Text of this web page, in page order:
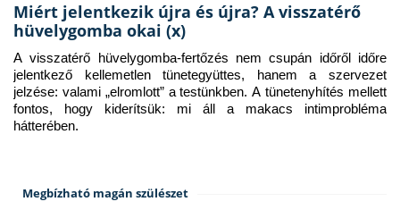
Miért jelentkezik újra és újra? A visszatérő
hüvelygomba okai (x)
A visszatérő hüvelygomba-fertőzés nem csupán időről időre
jelentkező kellemetlen tünetegyüttes, hanem a szervezet
jelzése: valami „elromlott” a testünkben. A tünetenyhítés mellett
fontos, hogy kiderítsük: mi áll a makacs intimprobléma
hátterében.
Megbízható magán szülészet